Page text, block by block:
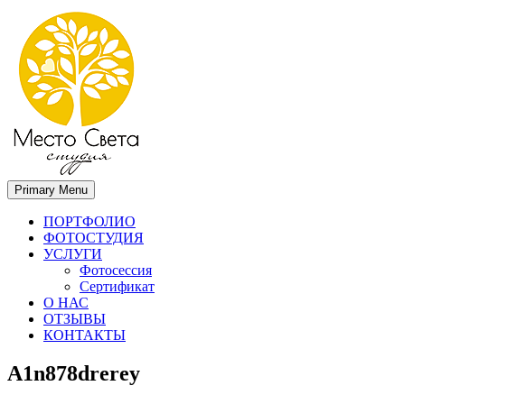
Место света. Свадебный фотограф в Орле Апальков Вячеслав
Свадебный фотограф в Орле
Primary Menu
ПОРТФОЛИО
ФОТОСТУДИЯ
УСЛУГИ
Фотосессия
Сертификат
О НАС
ОТЗЫВЫ
КОНТАКТЫ
A1n878drerey